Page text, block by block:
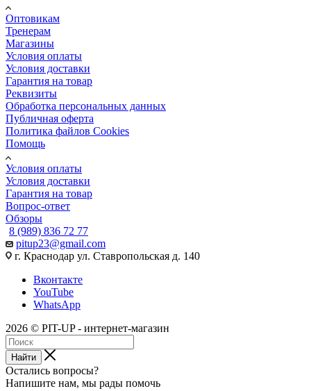
Оптовикам
Тренерам
Магазины
Условия оплаты
Условия доставки
Гарантия на товар
Реквизиты
Обработка персональных данных
Публичная оферта
Политика файлов Cookies
Помощь
Условия оплаты
Условия доставки
Гарантия на товар
Вопрос-ответ
Обзоры
8 (989) 836 72 77
pitup23@gmail.com
г. Краснодар ул. Ставропольская д. 140
Вконтакте
YouTube
WhatsApp
2026 © PIT-UP - интернет-магазин
Найти
Остались вопросы?
Напишите нам, мы рады помочь